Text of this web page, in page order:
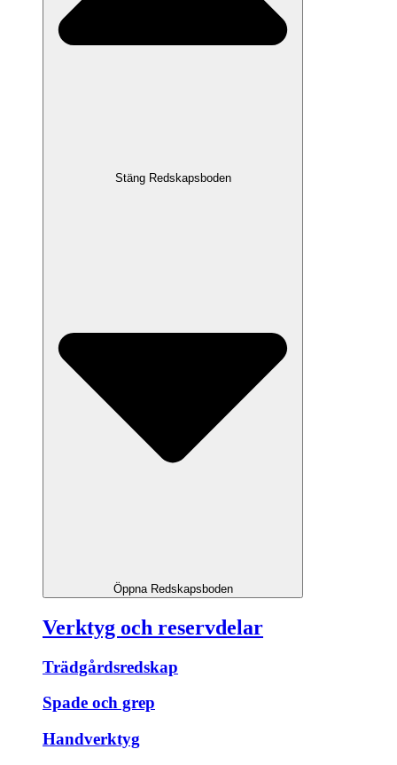
Stäng Redskapsboden
Öppna Redskapsboden
Verktyg och reservdelar
Trädgårdsredskap
Spade och grep
Handverktyg